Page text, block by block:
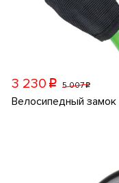
3 230 p 5 007p
Велосипедный